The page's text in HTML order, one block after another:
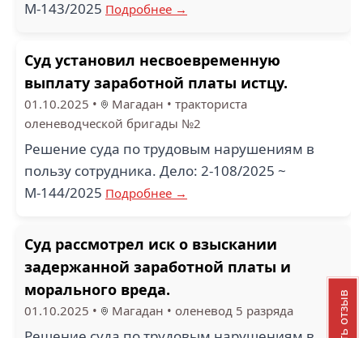
М-143/2025 Подробнее →
Суд установил несвоевременную
выплату заработной платы истцу.
01.10.2025 • Магадан • тракториста
оленеводческой бригады №2
Решение суда по трудовым нарушениям в
пользу сотрудника. Дело: 2-108/2025 ~
М-144/2025 Подробнее →
Суд рассмотрел иск о взыскании
задержанной заработной платы и
морального вреда.
01.10.2025 • Магадан • оленевод 5 разряда